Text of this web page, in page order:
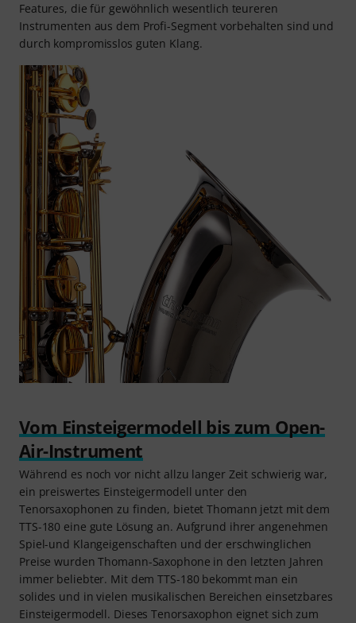
Features, die für gewöhnlich wesentlich teureren
Instrumenten aus dem Profi-Segment vorbehalten sind und
durch kompromisslos guten Klang.
Vom Einsteigermodell bis zum Open-
Air-Instrument
Während es noch vor nicht allzu langer Zeit schwierig war,
ein preiswertes Einsteigermodell unter den
Tenorsaxophonen zu finden, bietet Thomann jetzt mit dem
TTS-180 eine gute Lösung an. Aufgrund ihrer angenehmen
Spiel-und Klangeigenschaften und der erschwinglichen
Preise wurden Thomann-Saxophone in den letzten Jahren
immer beliebter. Mit dem TTS-180 bekommt man ein
solides und in vielen musikalischen Bereichen einsetzbares
Einsteigermodell. Dieses Tenorsaxophon eignet sich zum